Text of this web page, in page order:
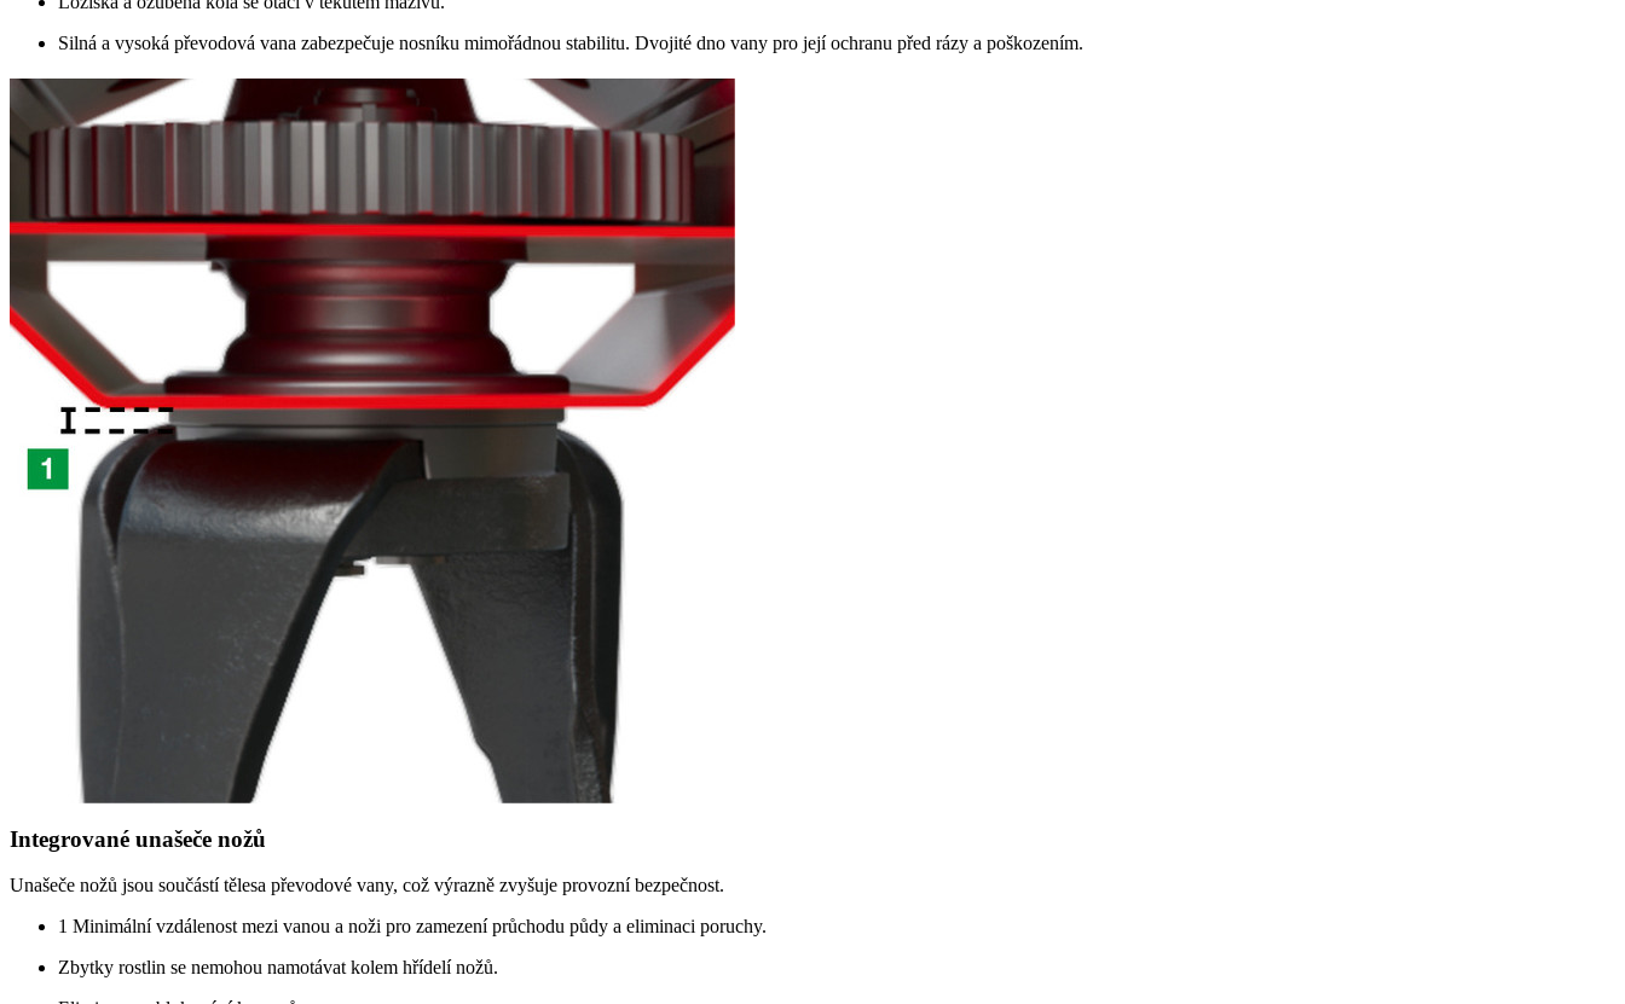
Silná a vysoká převodová vana zabezpečuje nosníku mimořádnou stabilitu. Dvojité dno vany pro její ochranu před rázy a poškozením.
Integrované unašeče nožů
Unašeče nožů jsou součástí tělesa převodové vany, což výrazně zvyšuje provozní bezpečnost.
1 Minimální vzdálenost mezi vanou a noži pro zamezení průchodu půdy a eliminaci poruchy.
Zbytky rostlin se nemohou namotávat kolem hřídelí nožů.